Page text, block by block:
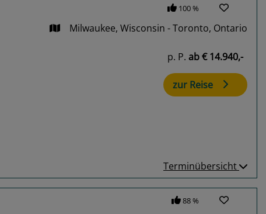
100 %
Milwaukee, Wisconsin - Toronto, Ontario
p. P. ab€ 14.940,-
zur Reise
Terminübersicht
88 %